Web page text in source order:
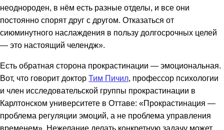
неоднороден, в нём есть разные отделы, и все они
постоянно спорят друг с другом. Отказаться от
сиюминутного наслаждения в пользу долгосрочных целей
— это настоящий челендж».
Есть обратная сторона прокрастинации — эмоциональная.
Вот, что говорит доктор Тим Пичил, профессор психологии
и член исследовательской группы прокрастинации в
Карлтонском университете в Оттаве: «Прокрастинация —
проблема регуляции эмоций, а не проблема управления
временем». Нежелание делать конкретную задачу может